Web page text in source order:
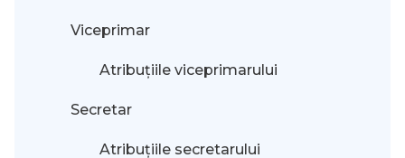
Viceprimar
Atribuțiile viceprimarului
Secretar
Atribuțiile secretarului